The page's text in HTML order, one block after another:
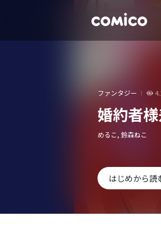
ファンタジー
婚約者
めるこ, 鈴森ねこ
はじめから読